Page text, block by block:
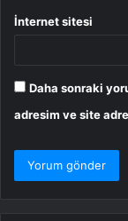
İnternet sitesi
Daha sonraki
adresim ve site